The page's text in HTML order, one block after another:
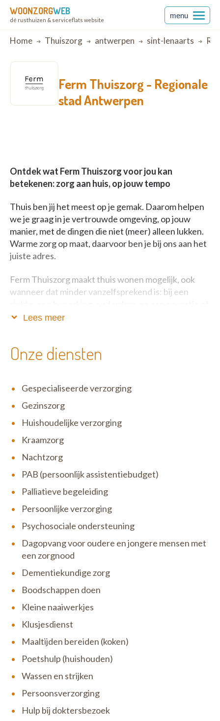
WOONZORGWEB
dé rusthuizen & serviceflats website
menu
Breadcrumb
Home Thuiszorg antwerpen sint-lenaarts
Ferm Thuiszorg - Regionale
stad Antwerpen
Ontdek wat Ferm Thuiszorg voor jou kan
betekenen: zorg aan huis, op jouw tempo
Thuis ben jij het meest op je gemak. Daarom helpen
we je graag in je vertrouwde omgeving, op jouw
manier, met de dingen die niet (meer) alleen lukken.
Warme zorg op maat, daarvoor ben je bij ons aan het
juiste adres.
Ferm Thuiszorg maakt thuis wonen mogelijk, ook
wanneer dat minder vanzelfsprekend is: bij een
in andere moeilijke omstandigheden. Onze
mantelzorgers (partner, familie, vriend,...) en andere
respect en in vertrouwen.
Lees meer
Onze diensten
Gespecialiseerde verzorging
Gezinszorg
Huishoudelijke verzorging
Kraamzorg
Nachtzorg
PAB (persoonlijk assistentiebudget)
Palliatieve begeleiding
Persoonlijke verzorging
Psychosociale ondersteuning
Dagopvang voor oudere en jongere mensen met
een zorgnood
Dementiekundige zorg
Boodschappen doen
Kleine naaiwerkjes
Klusjesdienst
Maaltijden bereiden (koken)
Poetshulp (huishouden)
Wassen en strijken
Persoonsverzorging
Hulp bij doktersbezoek